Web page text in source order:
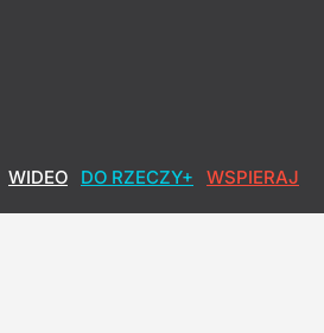
WIDEO DO RZECZY+ WSPIERAJ